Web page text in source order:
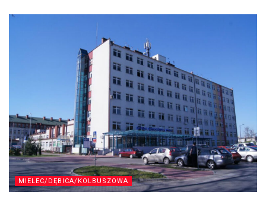
MIELEC/DĘBICA/KOLBUSZOWA